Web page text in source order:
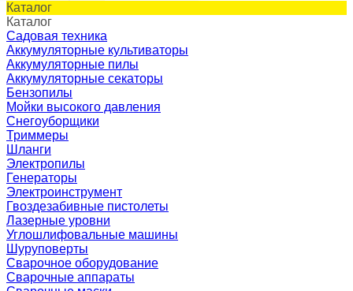
Каталог
Каталог
Садовая техника
Аккумуляторные культиваторы
Аккумуляторные пилы
Аккумуляторные секаторы
Бензопилы
Мойки высокого давления
Снегоуборщики
Триммеры
Шланги
Электропилы
Генераторы
Электроинструмент
Гвоздезабивные пистолеты
Лазерные уровни
Углошлифовальные машины
Шуруповерты
Сварочное оборудование
Сварочные аппараты